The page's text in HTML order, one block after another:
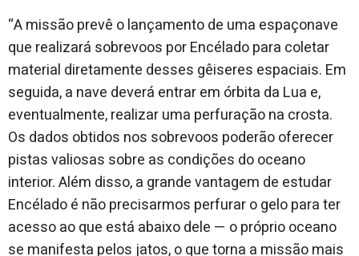
“A missão prevê o lançamento de uma espaçonave
que realizará sobrevoos por Encélado para coletar
material diretamente desses gêiseres espaciais. Em
seguida, a nave deverá entrar em órbita da Lua e,
eventualmente, realizar uma perfuração na crosta.
Os dados obtidos nos sobrevoos poderão oferecer
pistas valiosas sobre as condições do oceano
interior. Além disso, a grande vantagem de estudar
Encélado é não precisarmos perfurar o gelo para ter
acesso ao que está abaixo dele — o próprio oceano
se manifesta pelos jatos, o que torna a missão mais